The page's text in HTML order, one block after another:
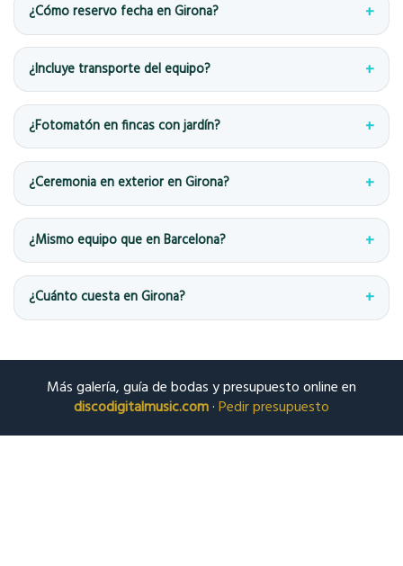
¿Cómo reservo fecha en Girona?
¿Incluye transporte del equipo?
¿Fotomatón en fincas con jardín?
¿Ceremonia en exterior en Girona?
¿Mismo equipo que en Barcelona?
¿Cuánto cuesta en Girona?
Más galería, guía de bodas y presupuesto online en
discodigitalmusic.com·Pedir presupuesto